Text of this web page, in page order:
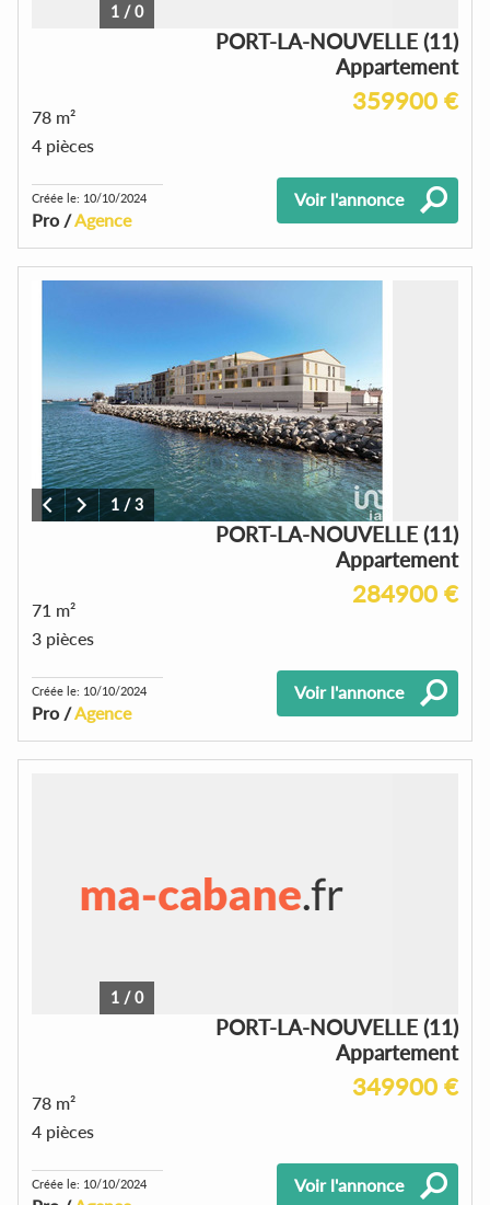
1 /0
PORT-LA-NOUVELLE (11)
Appartement
359900 €
78 m²
4 pièces
Créée le: 10/10/2024
Pro /Agence
Voir l'annonce
1 /3
PORT-LA-NOUVELLE (11)
Appartement
284900 €
71 m²
3 pièces
Créée le: 10/10/2024
Pro /Agence
Voir l'annonce
1 /0
PORT-LA-NOUVELLE (11)
Appartement
349900 €
78 m²
4 pièces
Créée le: 10/10/2024 Voir l'annonce